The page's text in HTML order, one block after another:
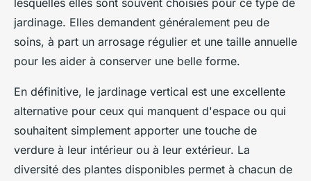
lesquelles elles sont souvent choisies pour ce type de
jardinage. Elles demandent généralement peu de
soins, à part un arrosage régulier et une taille annuelle
pour les aider à conserver une belle forme.
En définitive, le jardinage vertical est une excellente
alternative pour ceux qui manquent d'espace ou qui
souhaitent simplement apporter une touche de
verdure à leur intérieur ou à leur extérieur. La
diversité des plantes disponibles permet à chacun de